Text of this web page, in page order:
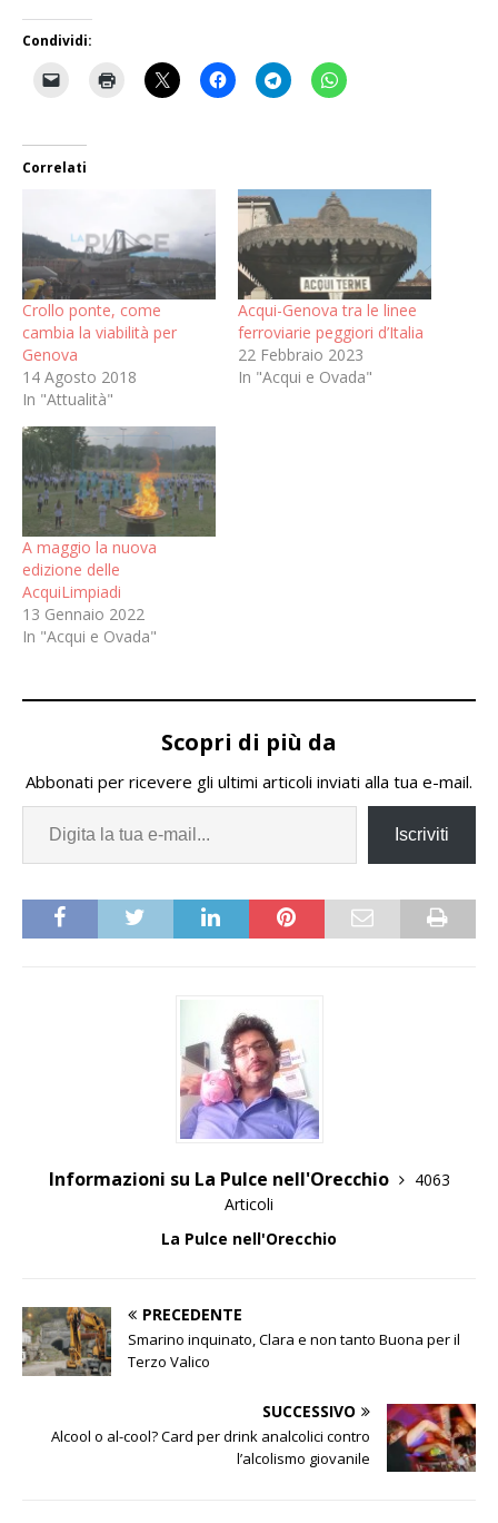
Condividi:
Correlati
Crollo ponte, come
cambia la viabilità per
Genova
14 Agosto 2018
In "Attualità"
Acqui-Genova tra le linee
ferroviarie peggiori d’Italia
22 Febbraio 2023
In "Acqui e Ovada"
A maggio la nuova
edizione delle
AcquiLimpiadi
13 Gennaio 2022
In "Acqui e Ovada"
Scopri di più da
Abbonati per ricevere gli ultimi articoli inviati alla tua e-mail.
Iscriviti
Informazioni su La Pulce nell'Orecchio
4063
Articoli
La Pulce nell'Orecchio
PRECEDENTE
Smarino inquinato, Clara e non tanto Buona per il
Terzo Valico
SUCCESSIVO
Alcool o al-cool? Card per drink analcolici contro
l’alcolismo giovanile